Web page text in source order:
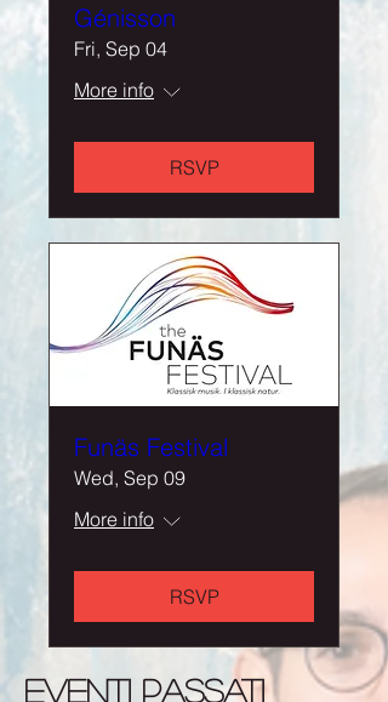
Génisson
Fri, Sep 04
More info
RSVP
Funäs Festival
Wed, Sep 09
More info
RSVP
eventi passati